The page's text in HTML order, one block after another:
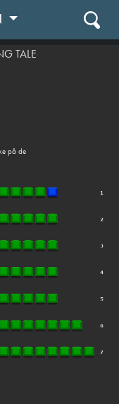
TALE
på de